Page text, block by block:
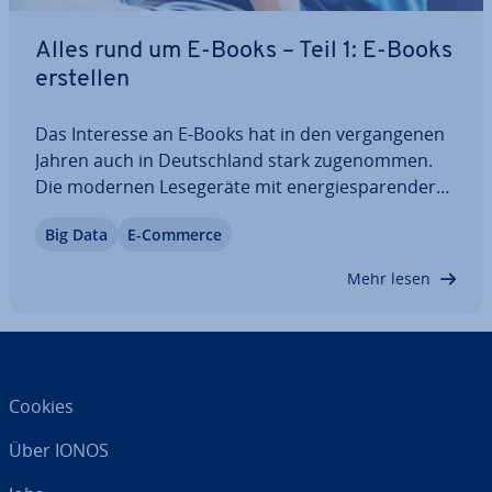
Alles rund um E-Books – Teil 1: E-Books
erstellen
Das Interesse an E-Books hat in den ver­gan­ge­nen
Jahren auch in Deutsch­land stark zu­ge­nom­men.
Die modernen Le­se­ge­rä­te mit en­er­gie­spa­ren­der
pro­dukt der Buch­in­dus­trie sa­lon­fä­hig gemacht
Big Data E-Commerce
Mehr lesen
Cookies
Über IONOS